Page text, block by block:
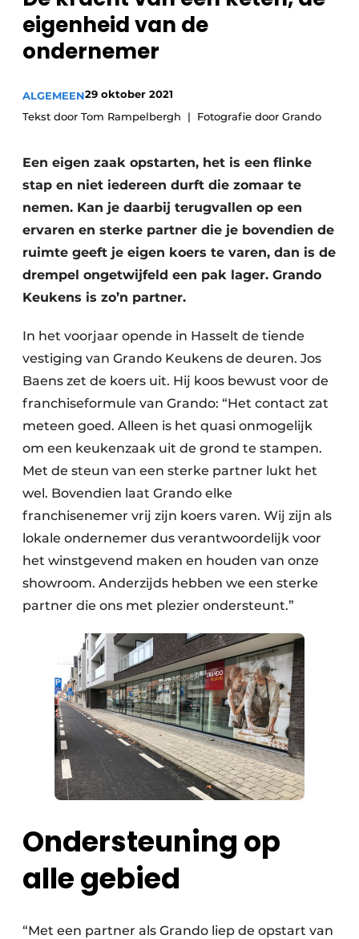
Privacy / Cookie statement
Vacature aanmelden
Video’s
eigenheid van de
ondernemer
ALGEMEEN29 oktober 2021
Tekst door Tom Rampelbergh
Fotografie door Grando
Een eigen zaak opstarten, het is een flinke
stap en niet iedereen durft die zomaar te
nemen. Kan je daarbij terugvallen op een
ervaren en sterke partner die je bovendien de
ruimte geeft je eigen koers te varen, dan is de
drempel ongetwijfeld een pak lager. Grando
Keukens is zo’n partner.
In het voorjaar opende in Hasselt de tiende
vestiging van Grando Keukens de deuren. Jos
Baens zet de koers uit. Hij koos bewust voor de
franchiseformule van Grando: “Het contact zat
meteen goed. Alleen is het quasi onmogelijk
om een keukenzaak uit de grond te stampen.
Met de steun van een sterke partner lukt het
wel. Bovendien laat Grando elke
franchisenemer vrij zijn koers varen. Wij zijn als
lokale ondernemer dus verantwoordelijk voor
het winstgevend maken en houden van onze
showroom. Anderzijds hebben we een sterke
partner die ons met plezier ondersteunt.”
Ondersteuning op
alle gebied
“Met een partner als Grando liep de opstart van